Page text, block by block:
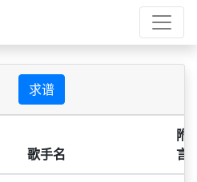
求谱
歌手名
附
言